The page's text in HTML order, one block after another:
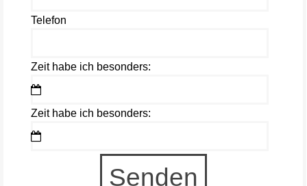
Telefon
Zeit habe ich besonders:
Zeit habe ich besonders: